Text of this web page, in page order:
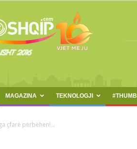
INFOSHQIP.COM
MAGAZINA TEKNOLOGJI #THUMB
çfarë përbëhen!...